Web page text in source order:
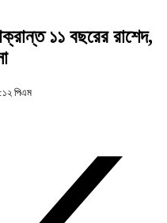
১১ বছরের রাশেদ,
পিএম